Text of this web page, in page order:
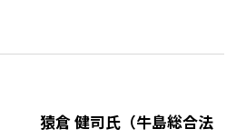
猿倉 健司氏（牛島総合法